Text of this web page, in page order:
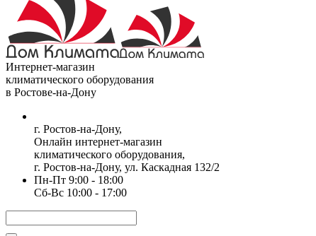
Интернет-магазин
климатического оборудования
в Ростове-на-Дону
г. Ростов-на-Дону,
Онлайн интернет-магазин
климатического оборудования,
г. Ростов-на-Дону, ул. Каскадная 132/2
Пн-Пт 9:00 - 18:00
Сб-Вс 10:00 - 17:00